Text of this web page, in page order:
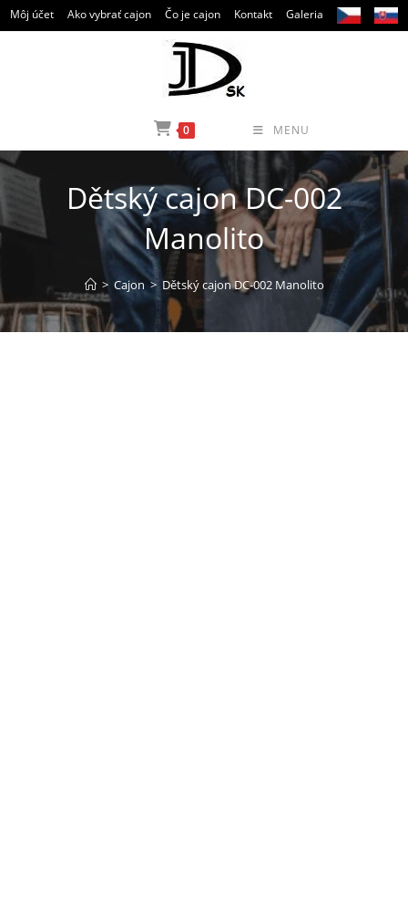
Skip
to
Môj účet Ako vybrať cajon Čo je cajon Kontakt Galeria
0 MENU
Dětský cajon DC-002
Manolito
> Cajon > Dětský cajon DC-002 Manolito